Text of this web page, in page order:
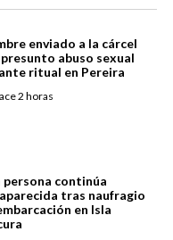
enviado a la cárcel
abuso sexual
ritual en Pereira
2 horas
persona continúa
tras naufragio
en Isla